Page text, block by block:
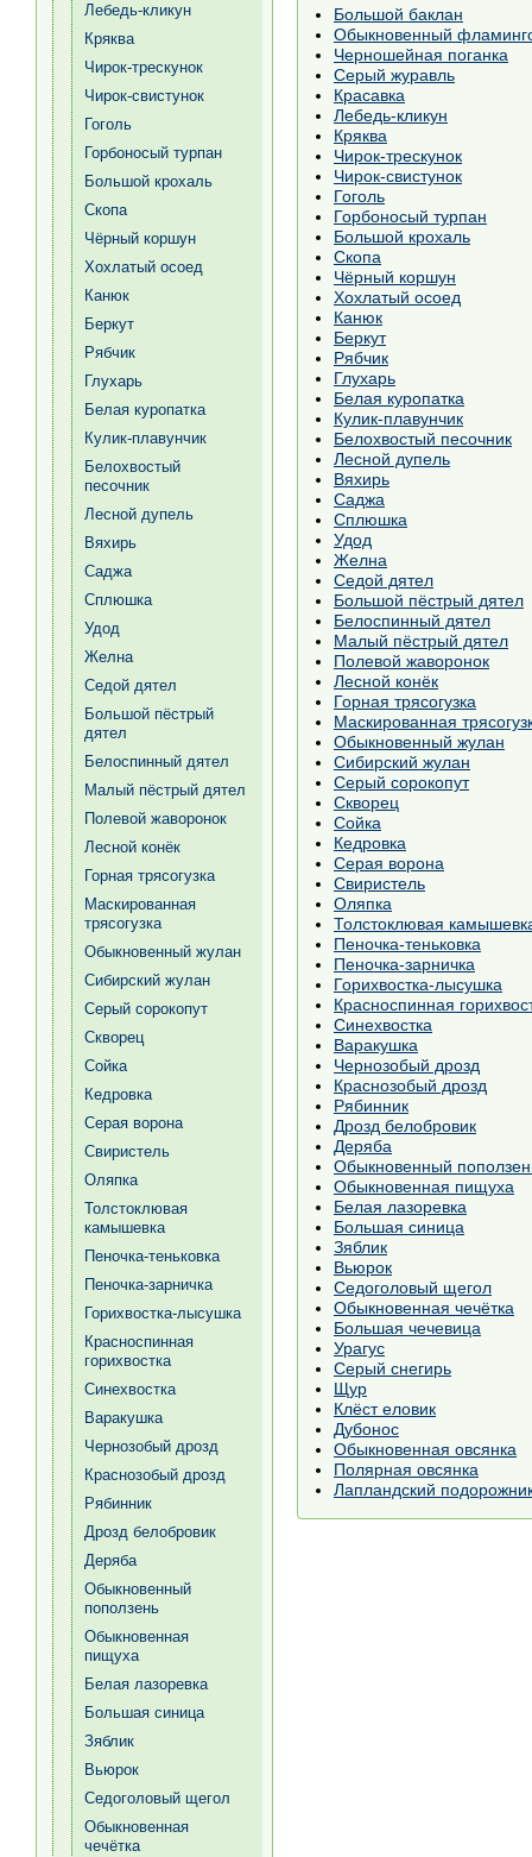
Большой баклан
Обыкновенный
Черношейная поганка
Серый журавль
Красавка
Лебедь-кликун
Кряква
Чирок-трескунок
Чирок-свистунок
Гоголь
Горбоносый турпан
Большой крохаль
Скопа
Чёрный коршун
Хохлатый осоед
Канюк
Беркут
Рябчик
Глухарь
Белая куропатка
Кулик-плавунчик
Белохвостый песочник
Лесной дупель
Вяхирь
Саджа
Сплюшка
Удод
Желна
Седой дятел
Большой пёстрый дятел
Белоспинный дятел
Малый пёстрый дятел
Полевой жаворонок
Лесной конёк
Горная трясогузка
Маскированная
Обыкновенный жулан
Сибирский жулан
Серый сорокопут
Скворец
Сойка
Кедровка
Серая ворона
Свиристель
Оляпка
Толстоклювая
Пеночка-теньковка
Пеночка-зарничка
Горихвостка-лысушка
Красноспинная
Синехвостка
Варакушка
Чернозобый дрозд
Краснозобый дрозд
Рябинник
Дрозд белобровик
Деряба
Обыкновенный
Обыкновенная пищуха
Белая лазоревка
Большая синица
Зяблик
Вьюрок
Седоголовый щегол
Обыкновенная чечётка
Большая чечевица
Урагус
Серый снегирь
Щур
Клёст еловик
Дубонос
Обыкновенная овсянка
Полярная овсянка
Лапландский
Лебедь-кликун
Кряква
Чирок-трескунок
Чирок-свистунок
Гоголь
Горбоносый турпан
Большой крохаль
Скопа
Чёрный коршун
Хохлатый осоед
Канюк
Беркут
Рябчик
Глухарь
Белая куропатка
Кулик-плавунчик
Белохвостый
песочник
Лесной дупель
Вяхирь
Саджа
Сплюшка
Удод
Желна
Седой дятел
Большой пёстрый
дятел
Белоспинный дятел
Малый пёстрый дятел
Полевой жаворонок
Лесной конёк
Горная трясогузка
Маскированная
трясогузка
Обыкновенный жулан
Сибирский жулан
Серый сорокопут
Скворец
Сойка
Кедровка
Серая ворона
Свиристель
Оляпка
Толстоклювая
камышевка
Пеночка-теньковка
Пеночка-зарничка
Горихвостка-лысушка
Красноспинная
горихвостка
Синехвостка
Варакушка
Чернозобый дрозд
Краснозобый дрозд
Рябинник
Дрозд белобровик
Деряба
Обыкновенный
поползень
Обыкновенная
пищуха
Белая лазоревка
Большая синица
Зяблик
Вьюрок
Седоголовый щегол
Обыкновенная
чечётка